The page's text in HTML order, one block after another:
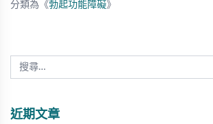
分類為《勃起功能障礙》
近期文章